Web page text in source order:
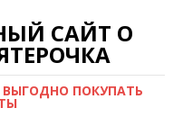
САЙТ О
ПОКУПАТЬ